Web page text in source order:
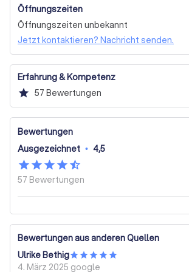
Kita-, Kindergarten- & Schulfotografie
Hochzeitsvideo
Unternehmensfilm /
Marketing / Werbung
Sonstige
Produkt-Video
Andere Videoart
Mittags & Abends
Morgens & Abends
Öffnungszeiten
Öffnungszeiten unbekannt
Jetzt kontaktieren? Nachricht senden.
Erfahrung & Kompetenz
star 57 Bewertungen
Bewertungen
Ausgezeichnet • 4,5
57 Bewertungen
Bewertungen aus anderen Quellen
Ulrike Bethig
4. März 2025 google